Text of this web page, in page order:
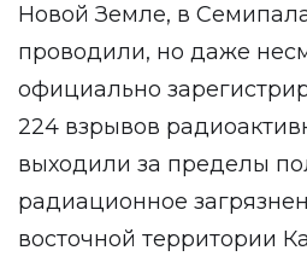
Новой Земле, в
проводили, но даже
официально
224 взрывов
выходили за пределы
радиационное
восточной территории